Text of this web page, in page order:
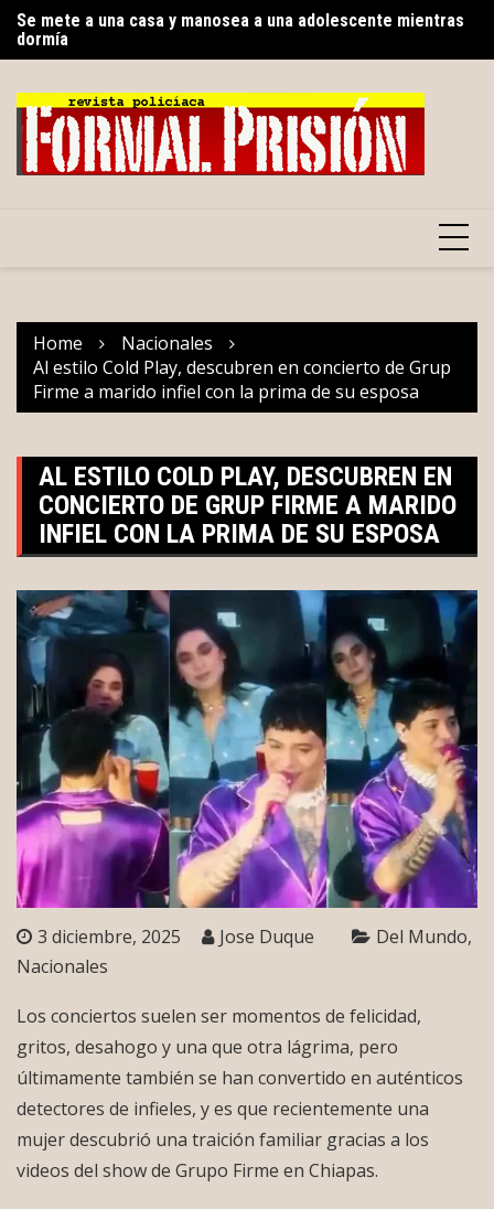
Skip
content
dormía
Nuevo segmento de mapping dedicado a los Pueblos
Indígenas en el Parque de la Paz
Home
Nacionales
Al estilo Cold Play, descubren en concierto de Grup
Firme a marido infiel con la prima de su esposa
AL ESTILO COLD PLAY, DESCUBREN EN
CONCIERTO DE GRUP FIRME A MARIDO
INFIEL CON LA PRIMA DE SU ESPOSA
3 diciembre, 2025 Jose Duque
Del Mundo
Nacionales
Los conciertos suelen ser momentos de felicidad,
gritos, desahogo y una que otra lágrima, pero
últimamente también se han convertido en auténticos
detectores de infieles, y es que recientemente una
mujer descubrió una traición familiar gracias a los
videos del show de Grupo Firme en Chiapas.